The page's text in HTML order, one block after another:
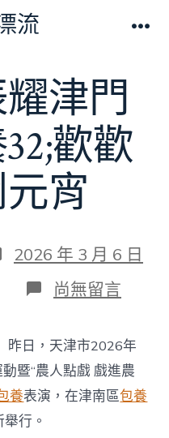
流
津門
歡歡
宵
2026 年 3 月 6 日
在
〈元
良
辰
耀
津
門
尚無留言
昨日，天津市2026年
暨“農人點戲 戲進農
養表演，在津南區包養
行。